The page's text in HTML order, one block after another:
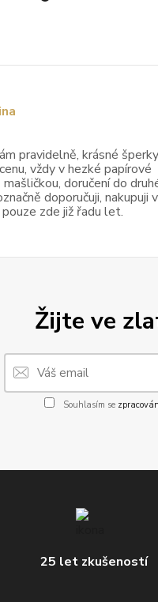
Žijte ve
Souhlasím se
25 let zkušeností
pravidelně, krásné
vždy v hezké papírové
mašličkou, doručení do
doporučuji, nakupuji v
zde již řadu let.